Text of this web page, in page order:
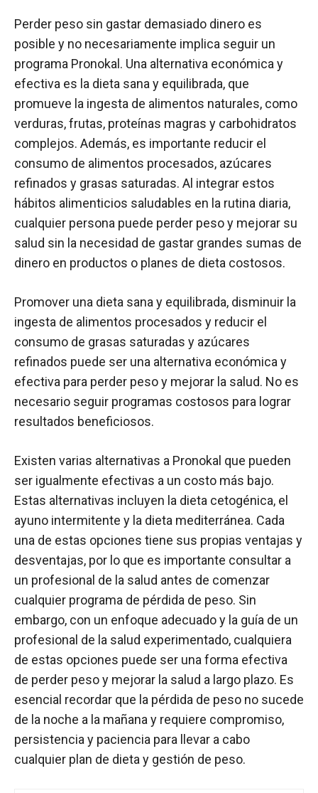
Perder peso sin gastar demasiado dinero es
posible y no necesariamente implica seguir un
programa Pronokal. Una alternativa económica y
efectiva es la dieta sana y equilibrada, que
promueve la ingesta de alimentos naturales, como
verduras, frutas, proteínas magras y carbohidratos
complejos. Además, es importante reducir el
consumo de alimentos procesados, azúcares
refinados y grasas saturadas. Al integrar estos
hábitos alimenticios saludables en la rutina diaria,
cualquier persona puede perder peso y mejorar su
salud sin la necesidad de gastar grandes sumas de
dinero en productos o planes de dieta costosos.
Promover una dieta sana y equilibrada, disminuir la
ingesta de alimentos procesados y reducir el
consumo de grasas saturadas y azúcares
refinados puede ser una alternativa económica y
efectiva para perder peso y mejorar la salud. No es
necesario seguir programas costosos para lograr
resultados beneficiosos.
Existen varias alternativas a Pronokal que pueden
ser igualmente efectivas a un costo más bajo.
Estas alternativas incluyen la dieta cetogénica, el
ayuno intermitente y la dieta mediterránea. Cada
una de estas opciones tiene sus propias ventajas y
desventajas, por lo que es importante consultar a
un profesional de la salud antes de comenzar
cualquier programa de pérdida de peso. Sin
embargo, con un enfoque adecuado y la guía de un
profesional de la salud experimentado, cualquiera
de estas opciones puede ser una forma efectiva
de perder peso y mejorar la salud a largo plazo. Es
esencial recordar que la pérdida de peso no sucede
de la noche a la mañana y requiere compromiso,
persistencia y paciencia para llevar a cabo
cualquier plan de dieta y gestión de peso.